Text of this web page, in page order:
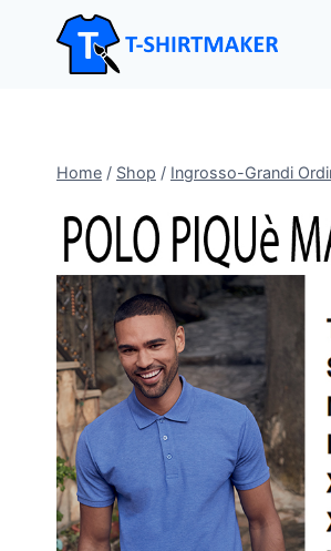
contenuto
Home / Shop / Ingrosso-Grandi